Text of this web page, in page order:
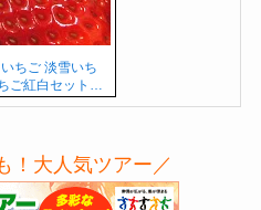
いちご 淡雪いち
ご紅白セット…
！大人気ツアー／